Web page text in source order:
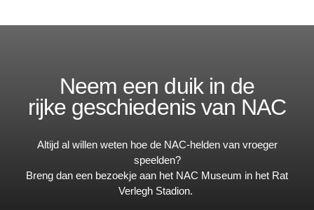
Neem een duik in de
rijke geschiedenis van NAC
Altijd al willen weten hoe de NAC-helden van vroeger
speelden?
Breng dan een bezoekje aan het NAC Museum in het Rat
Verlegh Stadion.